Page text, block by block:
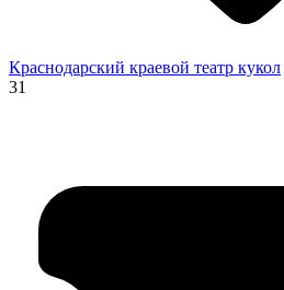
Краснодарский краевой театр кукол
31